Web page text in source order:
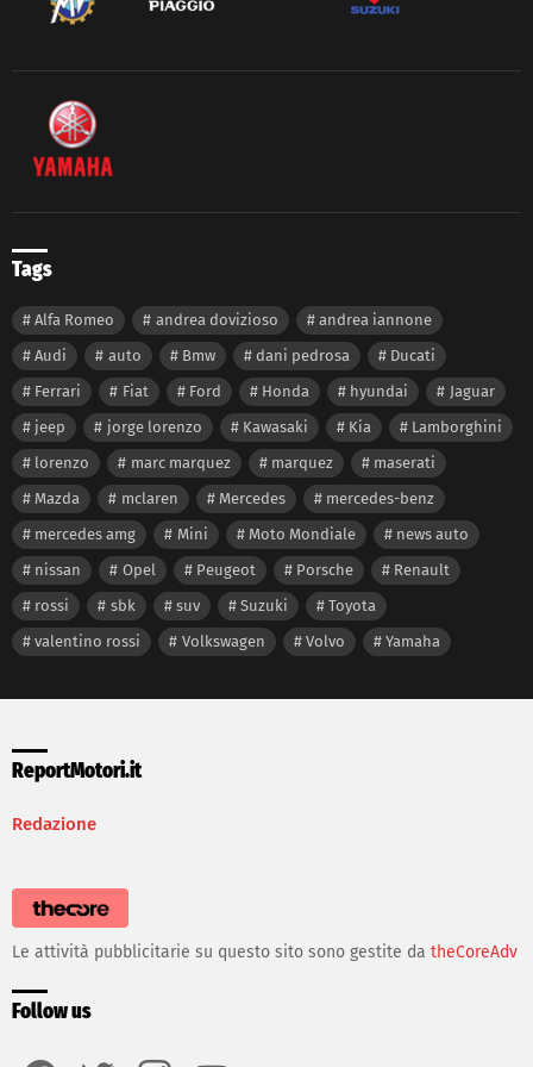
Tags
Alfa Romeo andrea dovizioso
andrea iannone
Audi
auto Bmw dani pedrosa
Ducati
Ferrari
Fiat Ford Honda hyundai
Jaguar
jeep
jorge lorenzo Kawasaki Kia
Lamborghini
lorenzo
marc marquez marquez
maserati
Mazda
mclaren Mercedes
mercedes-benz
mercedes amg
Mini Moto Mondiale
news auto
nissan
Opel Peugeot Porsche
Renault
rossi
sbk suv Suzuki
Toyota
valentino rossi
Volkswagen Volvo Yamaha
ReportMotori.it
Redazione
Le attività pubblicitarie su questo sito sono gestite da theCoreAdv
Follow us